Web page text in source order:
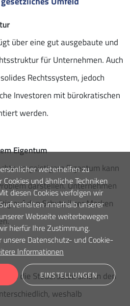
über eine gut ausgebaute und
für Unternehmen. Auch
Rechtssystem, jedoch
Investoren mit bürokratischen
werden.
Eigentum
an geistigem Eigentum kann
darstellen. Unternehmen
auf den Schutz ihrer Marken
und die Steuersätze sind in den
weshalb
weiterhelfen zu
und ähnliche Techniken
diesen Cookies verfolgen wir
innerhalb unserer
Webseite weiterbewegen
hierfür Ihre Zustimmung.
Datenschutz- und Cookie-
Informationen
EINSTELLUNGEN